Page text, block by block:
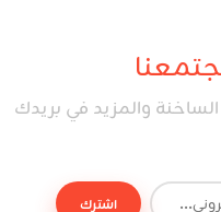
والمزيد في بريدك
اشترك